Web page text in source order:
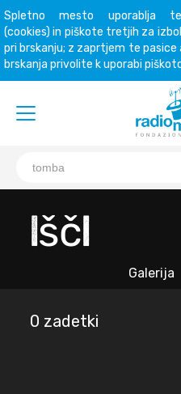
Spletno mesto uporablja
(cookies) in piškote tretjih za
pri brskanju; z zaprtjem te pasice
brskanja privolite k uporabi
Išči
Galerija
0 zadetki